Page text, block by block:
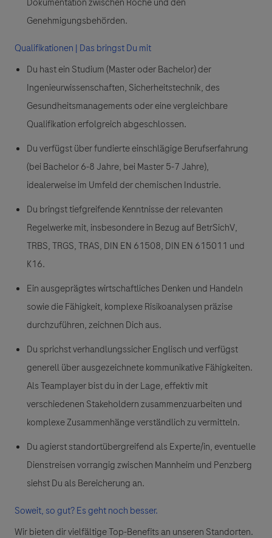
Genehmigungsbehörden.
Qualifikationen | Das bringst Du mit
Du hast ein Studium (Master oder Bachelor) der
Ingenieurwissenschaften, Sicherheitstechnik, des
Gesundheitsmanagements oder eine vergleichbare
Qualifikation erfolgreich abgeschlossen.
Du verfügst über fundierte einschlägige Berufserfahrung
(bei Bachelor 6-8 Jahre, bei Master 5-7 Jahre),
idealerweise im Umfeld der chemischen Industrie.
Du bringst tiefgreifende Kenntnisse der relevanten
Regelwerke mit, insbesondere in Bezug auf BetrSichV,
TRBS, TRGS, TRAS, DIN EN 61508, DIN EN 615011 und
K16.
Ein ausgeprägtes wirtschaftliches Denken und Handeln
sowie die Fähigkeit, komplexe Risikoanalysen präzise
durchzuführen, zeichnen Dich aus.
Du sprichst verhandlungssicher Englisch und verfügst
generell über ausgezeichnete kommunikative Fähigkeiten.
Als Teamplayer bist du in der Lage, effektiv mit
verschiedenen Stakeholdern zusammenzuarbeiten und
komplexe Zusammenhänge verständlich zu vermitteln.
Du agierst standortübergreifend als Experte/in, eventuelle
Dienstreisen vorrangig zwischen Mannheim und Penzberg
siehst Du als Bereicherung an.
Soweit, so gut? Es geht noch besser.
Wir bieten dir vielfältige Top-Benefits an unseren Standorten.